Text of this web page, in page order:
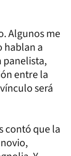
Algunos me
hablan a
panelista,
entre la
será
contó que la